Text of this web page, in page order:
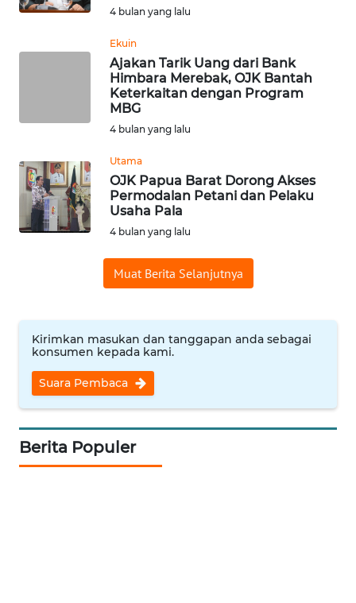
4 bulan yang lalu
Ekuin
Ajakan Tarik Uang dari Bank
Himbara Merebak, OJK Bantah
Keterkaitan dengan Program
MBG
4 bulan yang lalu
Utama
OJK Papua Barat Dorong Akses
Permodalan Petani dan Pelaku
Usaha Pala
4 bulan yang lalu
Muat Berita Selanjutnya
Kirimkan masukan dan tanggapan anda sebagai
konsumen kepada kami.
Suara Pembaca
Berita Populer
SERIBU
BINJAI
WN
CIREBON
WN
KUNINGAN
WN
MAJALENGKA
WN
SUBANG